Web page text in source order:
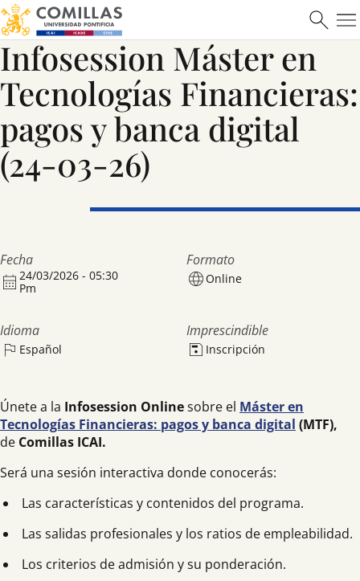
Saber más
Infosession Máster en
Tecnologías Financieras:
pagos y banca digital
(24-03-26)
Fecha
24/03/2026 - 05:30
Pm
Formato
Online
Idioma
Español
Imprescindible
Inscripción
Únete a la Infosession Onlinesobre el Máster en
Tecnologías Financieras: pagos y banca digital (MTF),
de Comillas ICAI.
Será una sesión interactiva donde conocerás:
Las características y contenidos del programa.
Las salidas profesionales y los ratios de empleabilidad.
Los criterios de admisión y su ponderación.